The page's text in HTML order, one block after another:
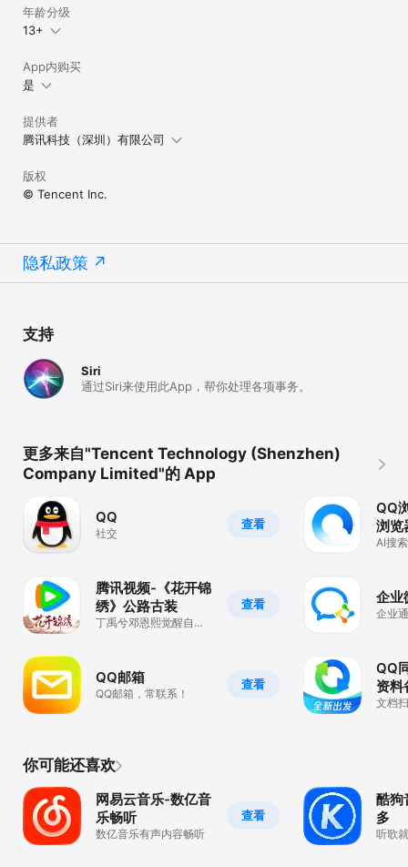
有任何问题，请通过以下方式联系我们，让我们解决！
官方微博：https://weibo.com/tencentqqmusic
年龄分级
13+
App内购买
是
提供者
腾讯科技（深圳）有限公司
版权
© Tencent Inc.
隐私政策
支持
Siri
通过Siri来使用此App，帮你处理各项事务。
更多来自"Tencent Technology (Shenzhen)
Company Limited"的 App
查看
QQ
社交
查看
腾讯视频-《花开锦
绣》公路古装
丁禹兮邓恩熙觉醒自救
查看
QQ邮箱
QQ邮箱，常联系！
QQ
浏览
AI搜
企业
企业
QQ
资料
恢复
文档
你可能还喜欢
查看
网易云音乐-数亿音
乐畅听
数亿音乐有声内容畅听
酷狗
多
听歌